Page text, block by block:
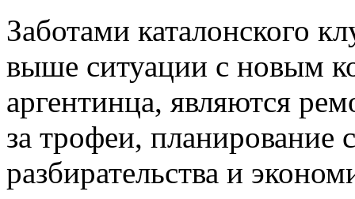
Заботами каталонского
выше ситуации с новым
аргентинца, являются
за трофеи, планирование
разбирательства и